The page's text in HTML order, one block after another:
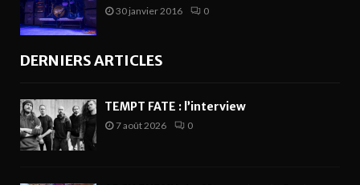
30 janvier 2016 0
DERNIERS ARTICLES
TEMPT FATE : l’interview
7 août 2026 0